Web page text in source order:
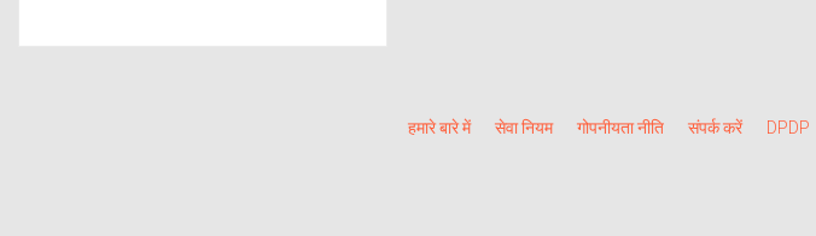
हमारे बारे में सेवा नियम गोपनीयता नीति संपर्क करें DPDP